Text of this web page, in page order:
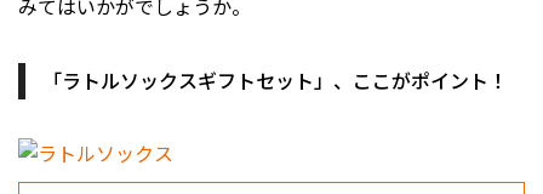
みてはいかがでしょうか。
「ラトルソックスギフトセット」、ここがポイント！